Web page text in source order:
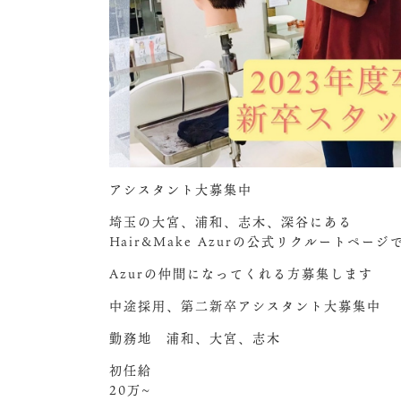
アシスタント大募集中️
埼玉の大宮、浦和、志木、深谷にある
Hair&Make Azurの公式リクルートページ
Azurの仲間になってくれる方募集します︎
中途採用、第二新卒アシスタント大募集中
勤務地 浦和、大宮、志木
初任給
20万~